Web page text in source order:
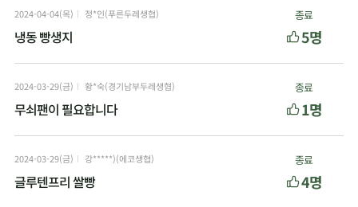
2024-04-04(목) 정*인(푸른두레생협)
냉동 빵생지
종료
5명
2024-03-29(금) 황*숙(경기남부두레생협)
무쇠팬이 필요합니다
종료
1명
2024-03-29(금) 강*****)(에코생협)
글루텐프리 쌀빵
종료
4명